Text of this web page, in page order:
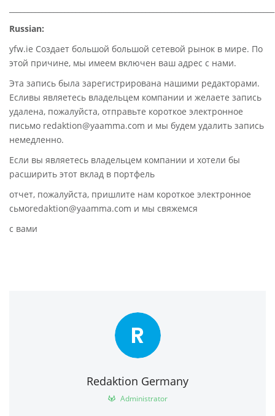
Russian:
yfw.ie Создает большой большой сетевой рынок в мире. По
этой причине, мы имеем включен ваш адрес с нами.
Эта запись была зарегистрирована нашими редакторами.
Есливы являетесь владельцем компании и желаете запись
удалена, пожалуйста, отправьте короткое электронное
письмо redaktion@yaamma.com и мы будем удалить запись
немедленно.
Если вы являетесь владельцем компании и хотели бы
расширить этот вклад в портфель
отчет, пожалуйста, пришлите нам короткое электронное
сьмоredaktion@yaamma.com и мы свяжемся
с вами
R
Redaktion Germany
Administrator